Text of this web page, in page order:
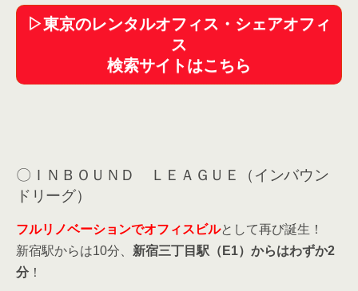
▷東京のレンタルオフィス・シェアオフィ
ス
検索サイトはこちら
〇ＩＮＢＯＵＮＤ ＬＥＡＧＵＥ（インバウン
ドリーグ）
フルリノベーションでオフィスビルとして再び誕生！
新宿駅からは10分、 新宿三丁目駅（E1）からはわずか2
分 ！